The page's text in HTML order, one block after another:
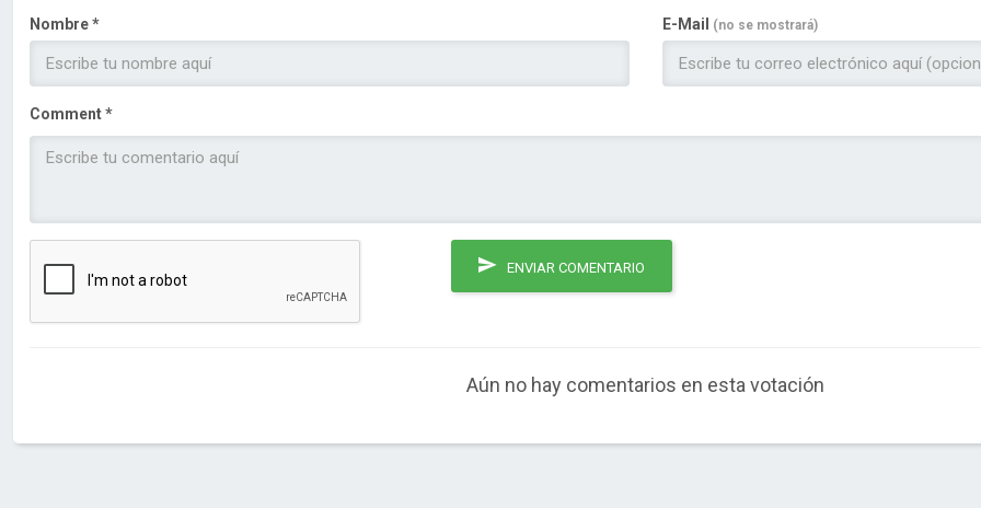
Nombre * E-Mail (no se mostrará)
Comment *
ENVIAR COMENTARIO
Aún no hay comentarios en esta votación